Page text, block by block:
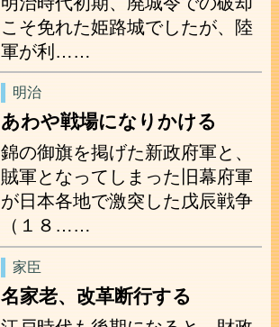
こそ免れた姫路城でしたが、陸
軍が利……
明治
あわや戦場になりかける
錦の御旗を掲げた新政府軍と、
賊軍となってしまった旧幕府軍
が日本各地で激突した戊辰戦争
（１８……
家臣
名家老、改革断行する